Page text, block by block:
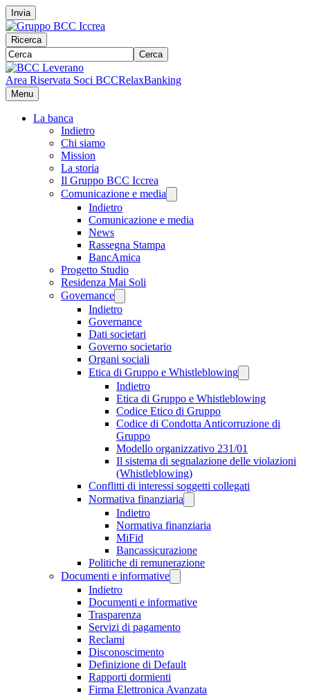
Invia
Ricerca
Cerca
Area Riservata Soci BCCRelaxBanking
Menu
La banca
Indietro
Chi siamo
Mission
La storia
Il Gruppo BCC Iccrea
Comunicazione e media
Indietro
Comunicazione e media
News
Rassegna Stampa
BancAmica
Progetto Studio
Residenza Mai Soli
Governance
Indietro
Governance
Dati societari
Governo societario
Organi sociali
Etica di Gruppo e Whistleblowing
Indietro
Etica di Gruppo e Whistleblowing
Codice Etico di Gruppo
Codice di Condotta Anticorruzione di
Gruppo
Modello organizzativo 231/01
Il sistema di segnalazione delle violazioni
(Whistleblowing)
Conflitti di interessi soggetti collegati
Normativa finanziaria
Indietro
Normativa finanziaria
MiFid
Bancassicurazione
Politiche di remunerazione
Documenti e informative
Indietro
Documenti e informative
Trasparenza
Servizi di pagamento
Reclami
Disconoscimento
Definizione di Default
Rapporti dormienti
Firma Elettronica Avanzata